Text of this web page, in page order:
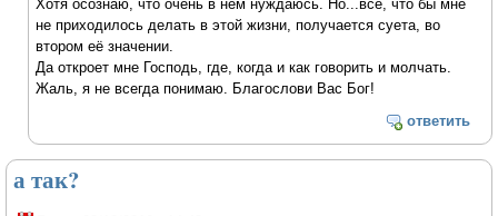
Хотя осознаю, что очень в нём нуждаюсь. Но...всё, что бы мне
не приходилось делать в этой жизни, получается суета, во
втором её значении.
Да откроет мне Господь, где, когда и как говорить и молчать.
Жаль, я не всегда понимаю. Благослови Вас Бог!
ответить
а так?